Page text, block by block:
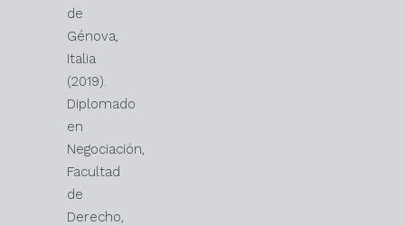
de
Génova,
Italia
(2019).
Diplomado
en
Negociación,
Facultad
de
Derecho,